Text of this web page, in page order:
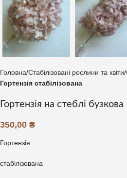
Головна Стабілізовані рослини та квіти
Гортензія стабілізована
Гортензія на стеблі бузкова
350,00 ₴
Гортензія
стабілізована